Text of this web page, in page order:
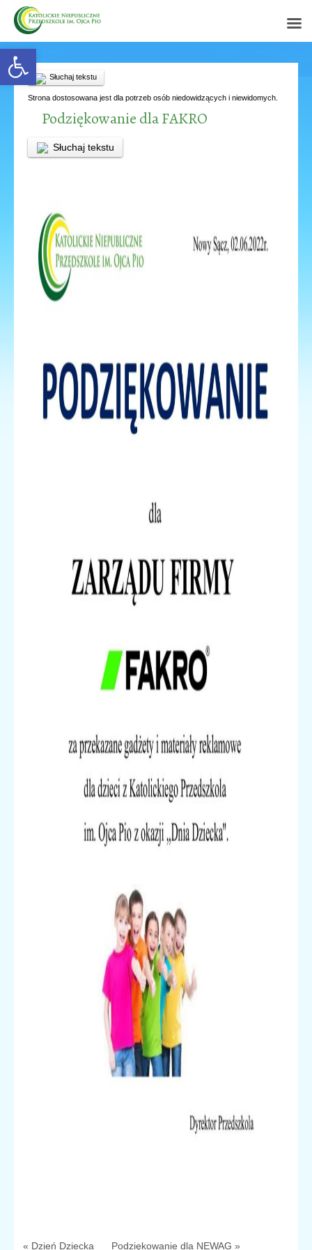
Open toolbar
Słuchaj tekstu
Strona dostosowana jest dla potrzeb osób niedowidzących i niewidomych.
Podziękowanie dla FAKRO
Słuchaj tekstu
« Dzień Dziecka Podziękowanie dla NEWAG »